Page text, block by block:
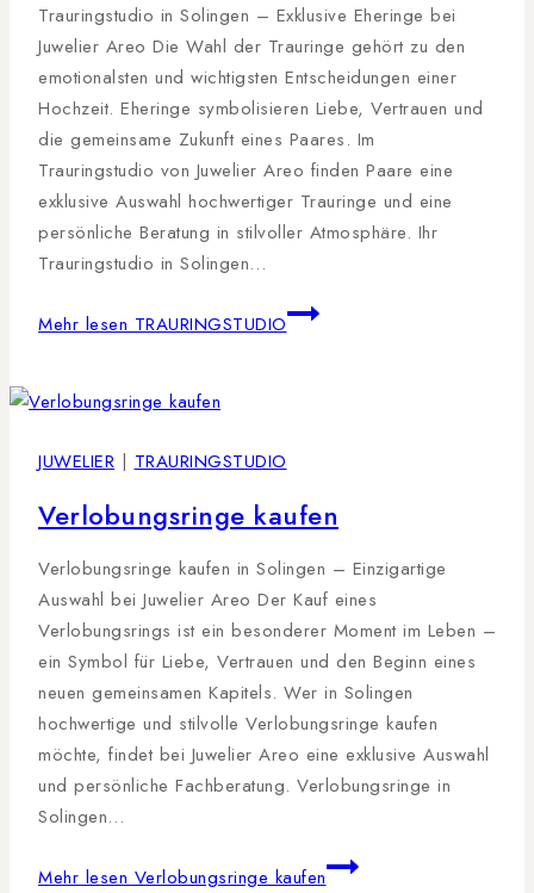
Trauringstudio in Solingen – Exklusive Eheringe bei
Juwelier Areo Die Wahl der Trauringe gehört zu den
emotionalsten und wichtigsten Entscheidungen einer
Hochzeit. Eheringe symbolisieren Liebe, Vertrauen und
die gemeinsame Zukunft eines Paares. Im
Trauringstudio von Juwelier Areo finden Paare eine
exklusive Auswahl hochwertiger Trauringe und eine
persönliche Beratung in stilvoller Atmosphäre. Ihr
Trauringstudio in Solingen…
Mehr lesen TRAURINGSTUDIO
JUWELIER | TRAURINGSTUDIO
Verlobungsringe kaufen
Verlobungsringe kaufen in Solingen – Einzigartige
Auswahl bei Juwelier Areo Der Kauf eines
Verlobungsrings ist ein besonderer Moment im Leben –
ein Symbol für Liebe, Vertrauen und den Beginn eines
neuen gemeinsamen Kapitels. Wer in Solingen
hochwertige und stilvolle Verlobungsringe kaufen
möchte, findet bei Juwelier Areo eine exklusive Auswahl
und persönliche Fachberatung. Verlobungsringe in
Solingen…
Mehr lesen Verlobungsringe kaufen